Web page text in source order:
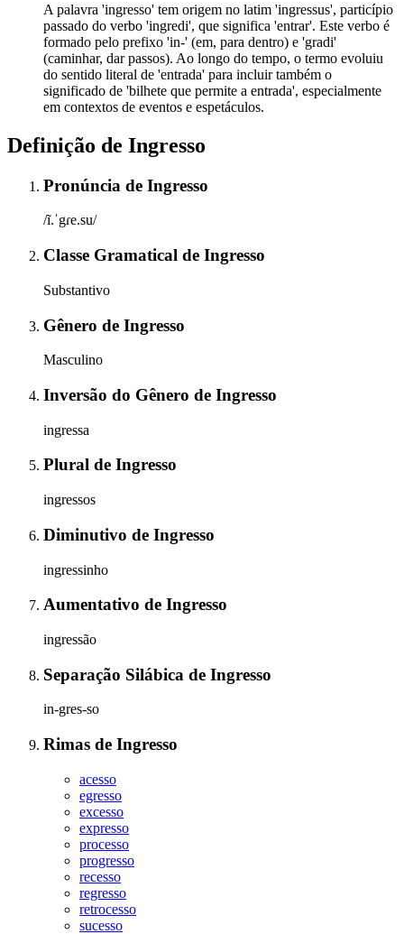
A palavra 'ingresso' tem origem no latim 'ingressus', particípio
passado do verbo 'ingredi', que significa 'entrar'. Este verbo é
formado pelo prefixo 'in-' (em, para dentro) e 'gradi'
(caminhar, dar passos). Ao longo do tempo, o termo evoluiu
do sentido literal de 'entrada' para incluir também o
significado de 'bilhete que permite a entrada', especialmente
em contextos de eventos e espetáculos.
Definição de Ingresso
Pronúncia de Ingresso
/ĩ.ˈgɾe.su/
Classe Gramatical de Ingresso
Substantivo
Gênero de Ingresso
Masculino
Inversão do Gênero de Ingresso
ingressa
Plural de Ingresso
ingressos
Diminutivo de Ingresso
ingressinho
Aumentativo de Ingresso
ingressão
Separação Silábica de Ingresso
in-gres-so
Rimas de Ingresso
acesso
egresso
excesso
expresso
processo
progresso
recesso
regresso
retrocesso
sucesso